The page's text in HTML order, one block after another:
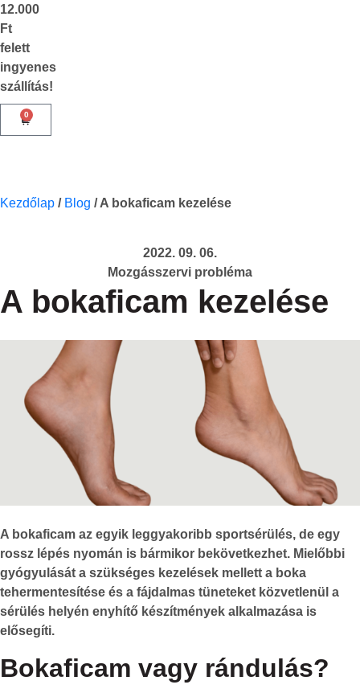
12.000
Ft
felett
ingyenes
szállítás!
0
Kezdőlap / Blog /A bokaficam kezelése
2022. 09. 06.
Mozgásszervi probléma
A bokaficam kezelése
A bokaficam az egyik leggyakoribb sportsérülés, de egy
rossz lépés nyomán is bármikor bekövetkezhet. Mielőbbi
gyógyulását a szükséges kezelések mellett a boka
tehermentesítése és a fájdalmas tüneteket közvetlenül a
sérülés helyén enyhítő készítmények alkalmazása is
elősegíti.
Bokaficam vagy rándulás?